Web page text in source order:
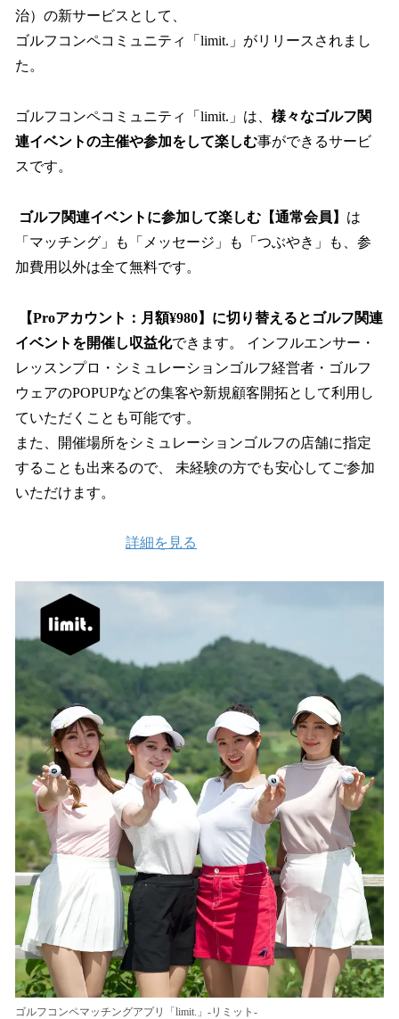
治）の新サービスとして、
ゴルフコンペコミュニティ「limit.」がリリースされまし
た。
ゴルフコンペコミュニティ「limit.」は、 様々なゴルフ関
連イベントの主催や参加をして楽しむ事ができるサービ
スです。
ゴルフ関連イベントに参加して楽しむ【通常会員】 は
「マッチング」も「メッセージ」も「つぶやき」も、参
加費用以外は全て無料です。
【Proアカウント：月額¥980】に切り替えるとゴルフ関連
イベントを開催し収益化できます。 インフルエンサー・
レッスンプロ・シミュレーションゴルフ経営者・ゴルフ
ウェアのPOPUPなどの集客や新規顧客開拓として利用し
ていただくことも可能です。
また、開催場所をシミュレーションゴルフの店舗に指定
することも出来るので、 未経験の方でも安心してご参加
いただけます。
詳細を見る
ゴルフコンペマッチングアプリ「limit.」-リミット-